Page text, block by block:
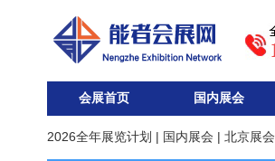
会展首页 国内展会
2026全年展览计划 | 国内展会 | 北京展会